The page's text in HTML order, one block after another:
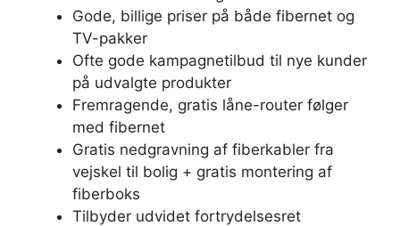
Gode, billige priser på både fibernet og
TV-pakker
Ofte gode kampagnetilbud til nye kunder
på udvalgte produkter
Fremragende, gratis låne-router følger
med fibernet
Gratis nedgravning af fiberkabler fra
vejskel til bolig + gratis montering af
fiberboks
Tilbyder udvidet fortrydelsesret